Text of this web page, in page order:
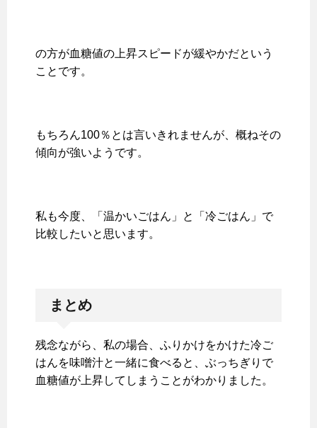
の方が血糖値の上昇スピードが緩やかだという
ことです。
もちろん100％とは言いきれませんが、概ねその
傾向が強いようです。
私も今度、「温かいごはん」と「冷ごはん」で
比較したいと思います。
まとめ
残念ながら、私の場合、ふりかけをかけた冷ご
はんを味噌汁と一緒に食べると、ぶっちぎりで
血糖値が上昇してしまうことがわかりました。